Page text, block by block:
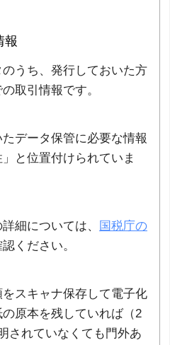
報
うち、発行しておいた方
取引情報です。
データ保管に必要な情報
と位置付けられていま
細については、
国税庁の
ください。
スキャナ保存して電子化
原本を残していれば（2
されていなくても門外あ